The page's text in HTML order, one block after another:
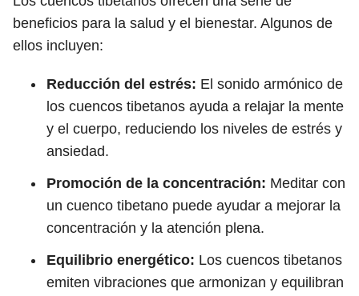
beneficios para la salud y el bienestar. Algunos de
ellos incluyen:
Reducción del estrés: El sonido armónico de
los cuencos tibetanos ayuda a relajar la mente
y el cuerpo, reduciendo los niveles de estrés y
ansiedad.
Promoción de la concentración: Meditar con
un cuenco tibetano puede ayudar a mejorar la
concentración y la atención plena.
Equilibrio energético: Los cuencos tibetanos
emiten vibraciones que armonizan y equilibran